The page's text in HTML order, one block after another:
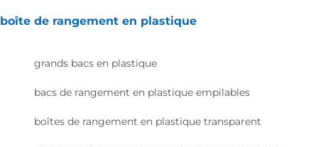
boîte de rangement en plastique
grands bacs en plastique
bacs de rangement en plastique empilables
boîtes de rangement en plastique transparent